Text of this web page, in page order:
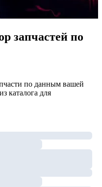
запчастей по
по данным вашей
каталога для